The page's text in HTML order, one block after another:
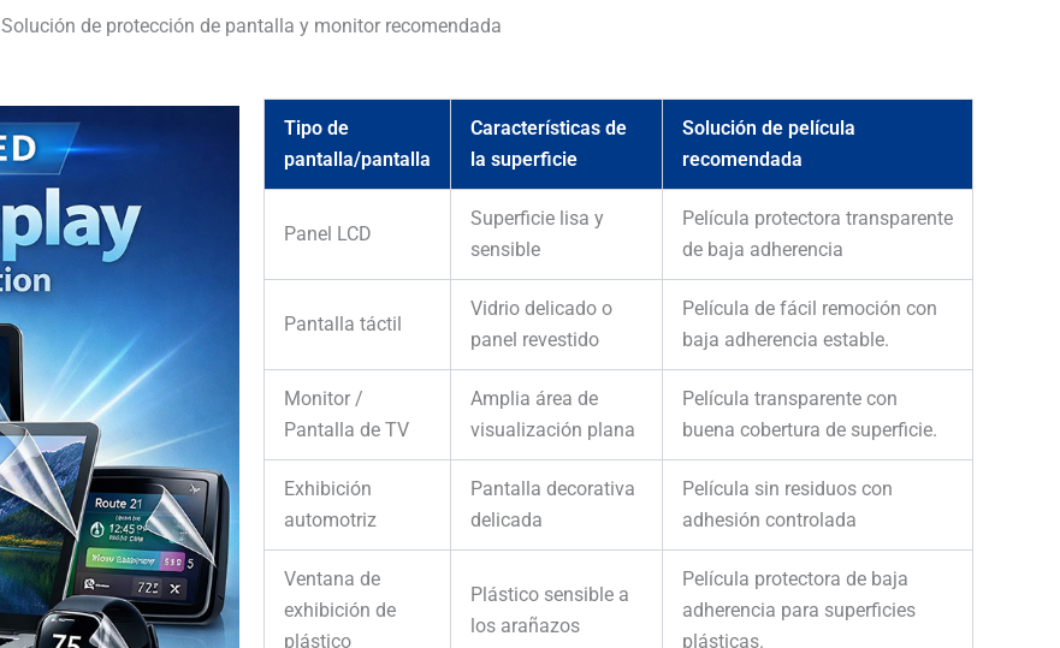
Solución de protección de pantalla y monitor recomendada
Tipo de
pantalla/pantalla
Características de
la superficie
Solución de película
recomendada
Panel LCD
Superficie lisa y
sensible
Película protectora transparente
de baja adherencia
Pantalla táctil
Vidrio delicado o
panel revestido
Película de fácil remoción con
baja adherencia estable.
Monitor /
Pantalla de TV
Amplia área de
visualización plana
Película transparente con
buena cobertura de superficie.
Exhibición
automotriz
Pantalla decorativa
delicada
Película sin residuos con
adhesión controlada
Ventana de
exhibición de
plástico
Plástico sensible a
los arañazos
Película protectora de baja
adherencia para superficies
plásticas.